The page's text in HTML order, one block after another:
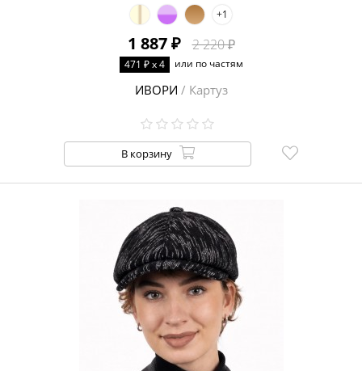
+1
1 887 ₽ 2 220 ₽
471 ₽ x 4 или по частям
ИВОРИ / Картуз
В корзину